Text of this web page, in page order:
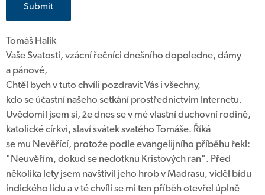
Submit
Tomáš Halík
Vaše Svatosti, vzácní řečníci dnešního dopoledne, dámy
a pánové,
Chtěl bych v tuto chvíli pozdravit Vás i všechny,
kdo se účastní našeho setkání prostřednictvím Internetu.
Uvědomil jsem si, že dnes se v mé vlastní duchovní rodině,
katolické církvi, slaví svátek svatého Tomáše. Říká
se mu Nevěřící, protože podle evangelijního příběhu řekl:
"Neuvěřím, dokud se nedotknu Kristových ran". Před
několika lety jsem navštívil jeho hrob v Madrasu, viděl bídu
indického lidu a v té chvíli se mi ten příběh otevřel úplně